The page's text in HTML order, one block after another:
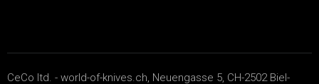
CeCo ltd. - world-of-knives.ch, Neuengasse 5, CH-2502 Biel-